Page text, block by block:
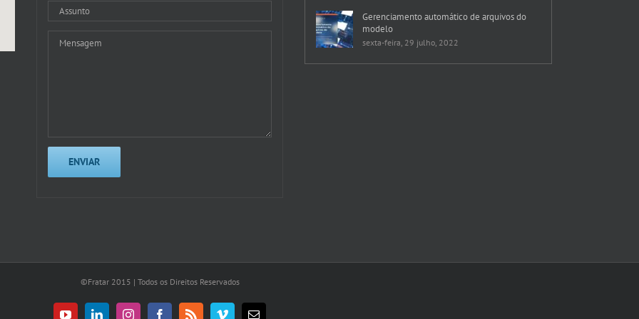
Gerenciamento automático de arquivos do
modelo
sexta-feira, 29 julho, 2022
©Fratar 2015 | Todos os Direitos Reservados